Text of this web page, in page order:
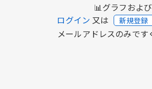
📊グラフおよ
ログイン 又は 新規登録
メールアドレスのみです